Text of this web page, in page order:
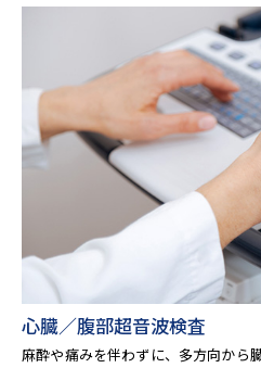
心臓／腹部超音波検査
麻酔や痛みを伴わずに、多方向から